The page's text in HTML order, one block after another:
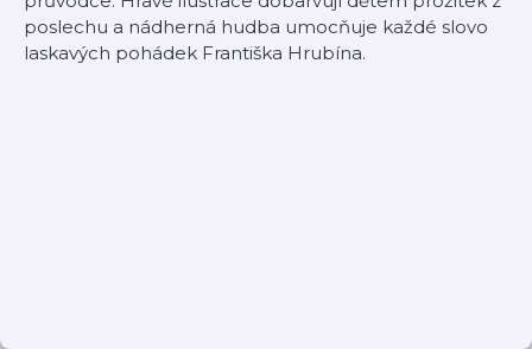
poslechu a nádherná hudba umocňuje každé slovo
laskavých pohádek Františka Hrubína.